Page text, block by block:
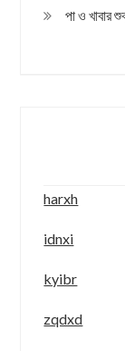
পা ও খাবার
harxh
idnxi
kyibr
zqdxd